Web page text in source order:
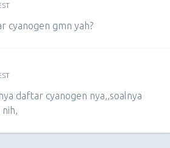
cyanogen gmn yah?
daftar cyanogen nya,,soalnya
nih,